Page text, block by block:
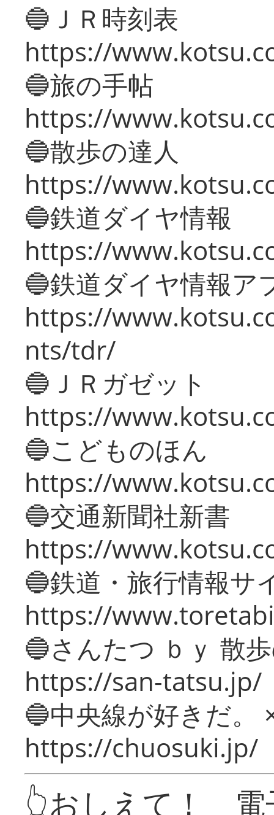
🔵ＪＲ時刻表
https://
🔵旅の手帖
https://
🔵散歩の達人
https://
🔵鉄道ダイヤ情報
https://
🔵鉄道ダイヤ情報ア
https://
nts/tdr/
🔵ＪＲガゼット
https://
🔵こどものほん
https://
🔵交通新聞社新書
https://
🔵鉄道・旅行情報サ
https://
🔵さんたつ ｂｙ 散
https://san-tatsu.jp/
🔵中央線が好きだ。
https://chuosuki.jp/
👆おしえて！ 電